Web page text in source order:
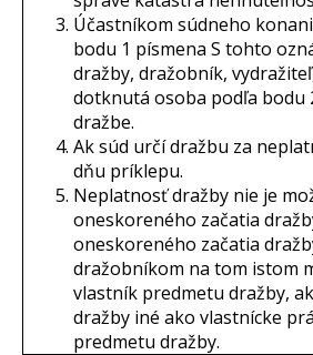
Účastníkom súdneho
bodu 1 písmena S tohto
dražby, dražobník,
dotknutá osoba podľa bodu
dražbe.
Ak súd určí dražbu za
dňu príklepu.
Neplatnosť dražby nie je
oneskoreného začatia
oneskoreného začatia
dražobníkom na tom istom
vlastník predmetu dražby,
dražby iné ako vlastnícke
predmetu dražby.